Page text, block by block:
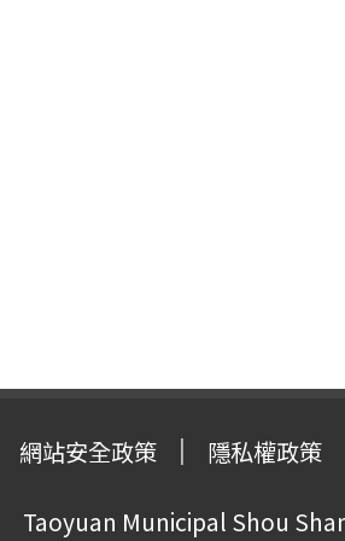
網站安全政策 隱私權政策
Taoyuan Municipal Shou